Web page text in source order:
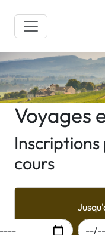
Voyages
cours